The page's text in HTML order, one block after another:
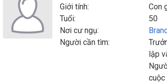
Giới tính:
Con
Tuổi:
50
Nơi cư ngụ:
Người cần tìm:
lập
cuộc